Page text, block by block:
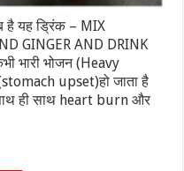
है यह ड्रिंक – MIX
GINGER AND DRINK
भारी भोजन (Heavy
upset)हो जाता है
ही साथ heart burn और